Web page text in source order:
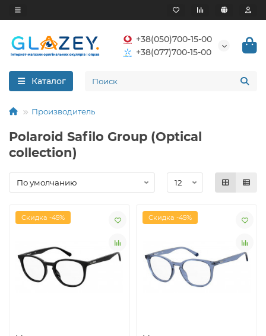
+38(050)700-15-00
+38(077)700-15-00
Каталог
Производитель
Polaroid Safilo Group (Optical
collection)
Скидка -45% Скидка -45%